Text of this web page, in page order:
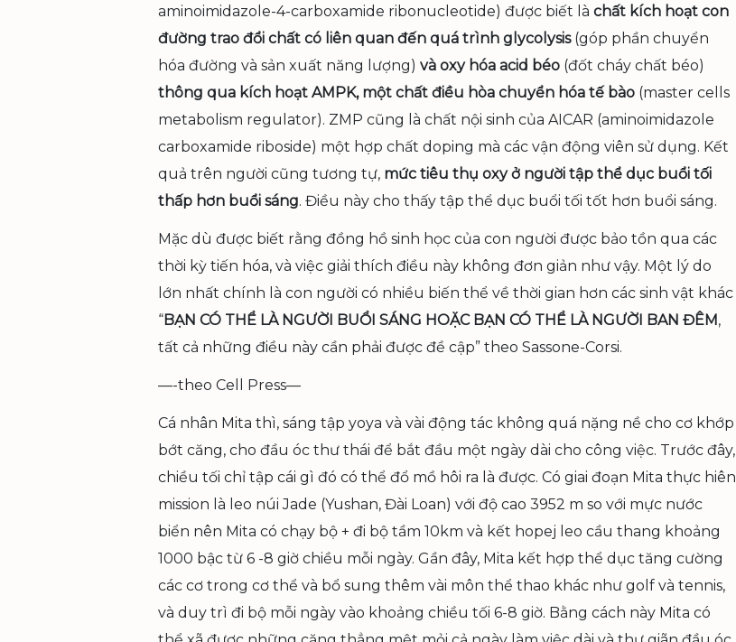
aminoimidazole-4-carboxamide ribonucleotide) được biết là chất kích hoạt con
đường trao đổi chất có liên quan đến quá trình glycolysis(góp phần chuyển
hóa đường và sản xuất năng lượng) và oxy hóa acid béo (đốt cháy chất béo)
thông qua kích hoạt AMPK, một chất điều hòa chuyển hóa tế bào (master cells
metabolism regulator). ZMP cũng là chất nội sinh của AICAR (aminoimidazole
carboxamide riboside) một hợp chất doping mà các vận động viên sử dụng. Kết
quả trên người cũng tương tự, mức tiêu thụ oxy ở người tập thể dục buổi tối
thấp hơn buổi sáng. Điều này cho thấy tập thể dục buổi tối tốt hơn buổi sáng.
Mặc dù được biết rằng đồng hồ sinh học của con người được bảo tồn qua các
thời kỳ tiến hóa, và việc giải thích điều này không đơn giản như vậy. Một lý do
lớn nhất chính là con người có nhiều biến thể về thời gian hơn các sinh vật khác
“BẠN CÓ THỂ LÀ NGƯỜI BUỔI SÁNG HOẶC BẠN CÓ THỂ LÀ NGƯỜI BAN ĐÊM,
tất cả những điều này cần phải được đề cập” theo Sassone-Corsi.
—-theo Cell Press—
Cá nhân Mita thì, sáng tập yoya và vài động tác không quá nặng nề cho cơ khớp
bớt căng, cho đầu óc thư thái để bắt đầu một ngày dài cho công việc. Trước đây,
chiều tối chỉ tập cái gì đó có thể đổ mồ hôi ra là được. Có giai đoạn Mita thực hiên
mission là leo núi Jade (Yushan, Đài Loan) với độ cao 3952 m so với mực nước
biển nên Mita có chạy bộ + đi bộ tầm 10km và kết hopej leo cầu thang khoảng
1000 bậc từ 6 -8 giờ chiều mỗi ngày. Gần đây, Mita kết hợp thể dục tăng cường
các cơ trong cơ thể và bổ sung thêm vài môn thể thao khác như golf và tennis,
và duy trì đi bộ mỗi ngày vào khoảng chiều tối 6-8 giờ. Bằng cách này Mita có